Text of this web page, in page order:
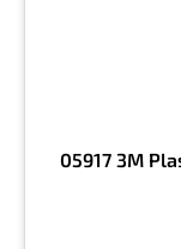
05917 3M